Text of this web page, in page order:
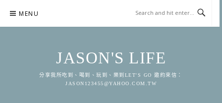
content
MENU
JASON'S LIFE
分享我所吃到、喝到、玩到、樂到LET'S GO 邀約來信：
JASON123455@YAHOO.COM.TW